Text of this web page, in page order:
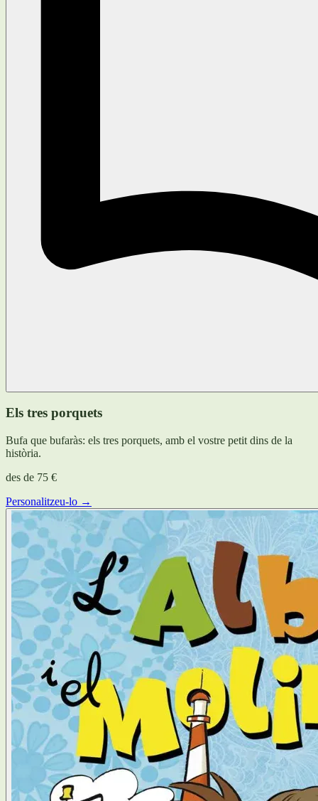
Els tres porquets
Bufa que bufaràs: els tres porquets, amb el vostre petit dins de la
història.
des de 75 €
Personalitzeu-lo →